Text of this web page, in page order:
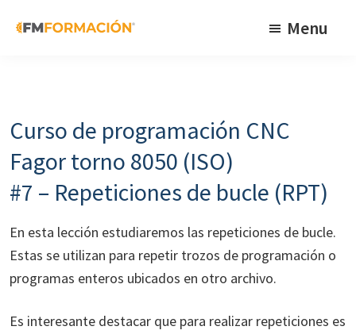
mecánica
Menu
Curso de programación CNC
Fagor torno 8050 (ISO)
#7 – Repeticiones de bucle (RPT)
En esta lección estudiaremos las repeticiones de bucle.
Estas se utilizan para repetir trozos de programación o
programas enteros ubicados en otro archivo.
Es interesante destacar que para realizar repeticiones es